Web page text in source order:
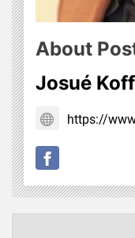
About
Josué
https://